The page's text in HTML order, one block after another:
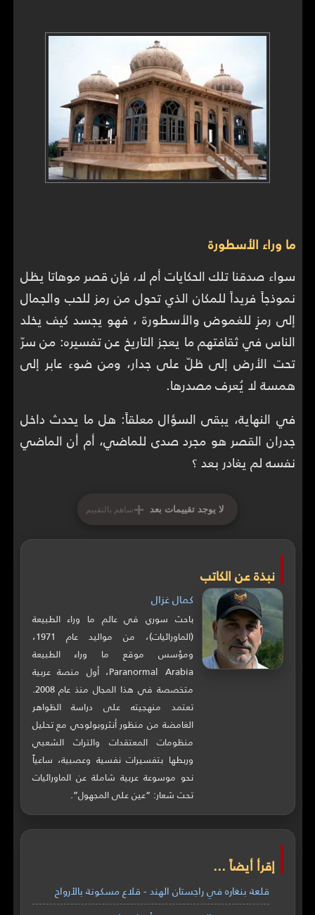
ما وراء الأسطورة
سواء صدقنا تلك الحكايات أم لا، فإن قصر موهاتا يظل
نموذجاً فريداً للمكان الذي تحول من رمز للحب والجمال
إلى رمزٍ للغموض والأسطورة ، فهو يجسد كيف يخلد
الناس في ثقافتهم ما يعجز التاريخ عن تفسيره: من سرّ
تحت الأرض إلى ظلّ على جدار، ومن ضوء عابر إلى
همسة لا يُعرف مصدرها.
في النهاية، يبقى السؤال معلقاً: هل ما يحدث داخل
جدران القصر هو مجرد صدى للماضي، أم أن الماضي
نفسه لم يغادر بعد ؟
لا يوجد تقييمات بعد +ساهم بالتقييم
نبذة عن الكاتب
كمال غزال
باحث سوري في عالم ما وراء الطبيعة
(الماورائيات)، من مواليد عام 1971،
ومؤسس موقع ما وراء الطبيعة
Paranormal Arabia، أول منصة عربية
متخصصة في هذا المجال منذ عام 2008.
تعتمد منهجيته على دراسة الظواهر
الغامضة من منظور أنثروبولوجي مع تحليل
منظومات المعتقدات والتراث الشعبي
وربطها بتفسيرات نفسية وعصبية، ساعياً
نحو موسوعة عربية شاملة عن الماورائيات
تحت شعار: “عين على المجهول”.
إقرأ أيضاً ...
قلعة بنغاره في راجستان الهند - قلاع مسكونة بالأرواح